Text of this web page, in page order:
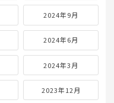
2024年9月
2024年6月
2024年3月
2023年12月